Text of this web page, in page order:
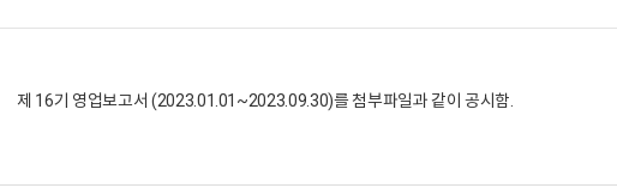
제 16기 영업보고서 (2023.01.01~2023.09.30)를 첨부파일과 같이 공시함.